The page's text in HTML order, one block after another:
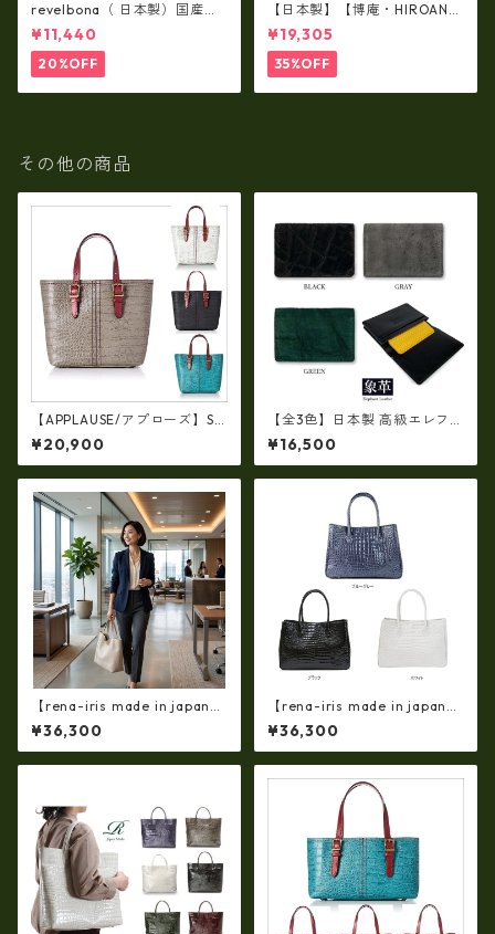
revelbona（ 日本製）国産牛
革製・お札入れ ロングウォ
レット rl-001
¥11,440
20%OFF
【日本製】【博庵・HIROAN】
最高級牛革（ボーテッド）札
入れ・長財布 ha-21535
¥19,305
35%OFF
その他の商品
【APPLAUSE/アプローズ】SA
FARI series 型押し クロコ レ
ザー トート ap-3739
¥20,900
【全3色】日本製 高級エレファ
ントレザー × 姫路レザー 名刺
入れ カードケース 本革 リアル
レザー(5172ur)
¥16,500
【rena-iris made in japan】
【国産品】ソフトシュリンク
革ショルダートートバッグ
（イタリアンレザー）ri-5153
ートバッグ、バケツ、牛革、
収納、プレゼント
¥36,300
【rena-iris made in japan】
【日本製】牛革エナメルクロ
コ 軽量ラージサイズ・トート
バッグ ir-674
¥36,300